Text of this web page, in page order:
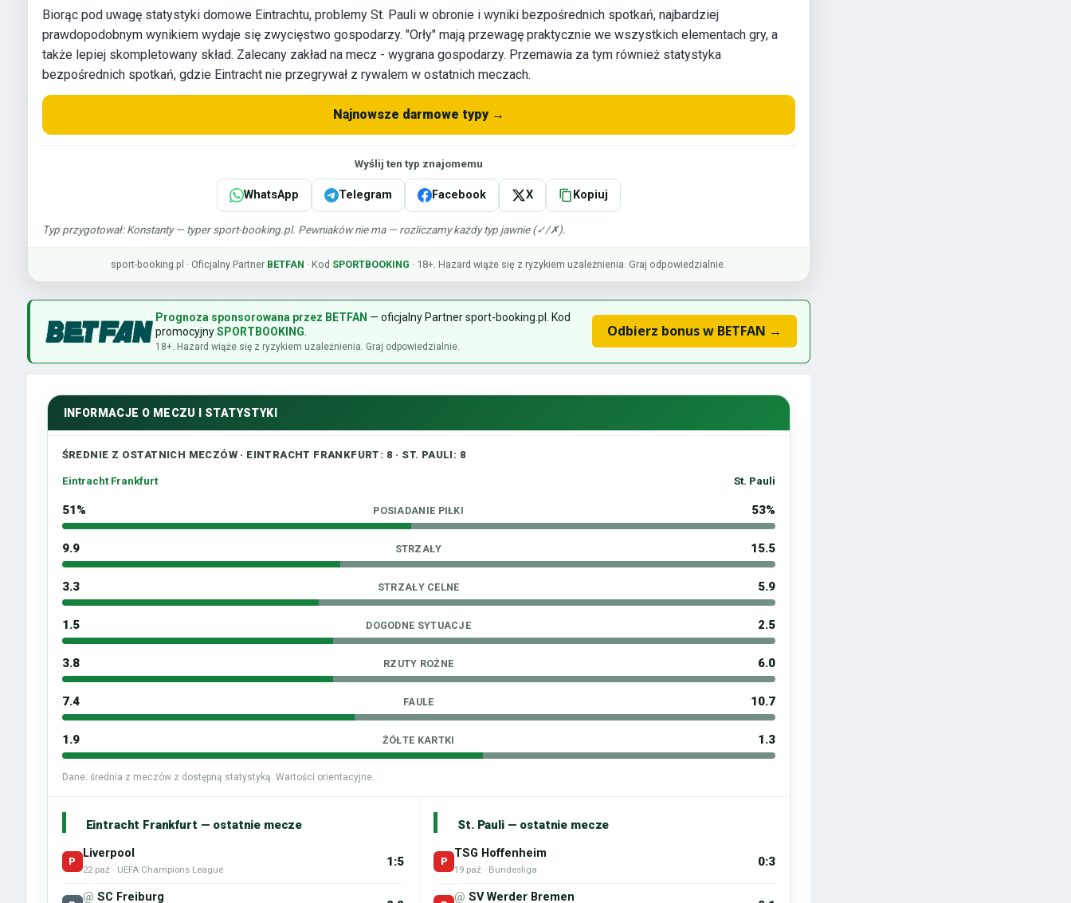
Biorąc pod uwagę statystyki domowe Eintrachtu, problemy St. Pauli w obronie i wyniki bezpośrednich spotkań, najbardziej
prawdopodobnym wynikiem wydaje się zwycięstwo gospodarzy. "Orły" mają przewagę praktycznie we wszystkich elementach gry, a
także lepiej skompletowany skład. Zalecany zakład na mecz - wygrana gospodarzy. Przemawia za tym również statystyka
bezpośrednich spotkań, gdzie Eintracht nie przegrywał z rywalem w ostatnich meczach.
Najnowsze darmowe typy →
Wyślij ten typ znajomemu
WhatsApp Telegram Facebook X Kopiuj
Typ przygotował: Konstanty — typer sport-booking.pl. Pewniaków nie ma — rozliczamy każdy typ jawnie (✓/✗).
sport-booking.pl · Oficjalny Partner BETFAN · Kod SPORTBOOKING · 18+. Hazard wiąże się z ryzykiem uzależnienia. Graj odpowiedzialnie.
Prognoza sponsorowana przez BETFAN — oficjalny Partner sport-booking.pl. Kod
promocyjnySPORTBOOKING
18+. Hazard wiąże się z ryzykiem uzależnienia. Graj odpowiedzialnie.
Odbierz bonus w BETFAN →
INFORMACJE O MECZU I STATYSTYKI
ŚREDNIE Z OSTATNICH MECZÓW · EINTRACHT FRANKFURT: 8 · ST. PAULI: 8
Eintracht Frankfurt St. Pauli
51% POSIADANIE PIŁKI 53%
9.9 STRZAŁY 15.5
3.3 STRZAŁY CELNE 5.9
1.5 DOGODNE SYTUACJE 2.5
3.8 RZUTY ROŻNE 6.0
7.4 FAULE 10.7
1.9 ŻÓŁTE KARTKI 1.3
Dane: średnia z meczów z dostępną statystyką. Wartości orientacyjne.
Eintracht Frankfurt — ostatnie mecze
P
Liverpool
22 paź · UEFA Champions League
1:5
@ SC Freiburg
St. Pauli — ostatnie mecze
P
TSG Hoffenheim
19 paź · Bundesliga
0:3
@SV Werder Bremen